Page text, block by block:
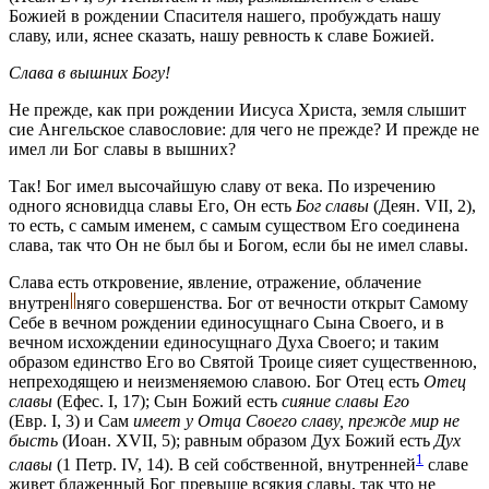
Божией в рождении Спасителя нашего, пробуждать нашу
славу, или, яснее сказать, нашу ревность к славе Божией.
Слава в вышних Богу!
Не прежде, как при рождении Иисуса Христа, земля слышит
сие Ангельское славословие: для чего не прежде? И прежде не
имел ли Бог славы в вышних?
Так! Бог имел высочайшую славу от века. По изречению
одного ясновидца славы Его, Он есть Бог славы (Деян. VII, 2),
то есть, с самым именем, с самым существом Его соединена
слава, так что Он не был бы и Богом, если бы не имел славы.
Слава есть откровение, явление, отражение, облачение
внутрен няго совершенства. Бог от вечности открыт Самому
Себе в вечном рождении единосущнаго Сына Своего, и в
вечном исхождении единосущнаго Духа Своего; и таким
образом единство Его во Святой Троице сияет существенною,
непреходящею и неизменяемою славою. Бог Отец есть Отец
славы (Ефес. I, 17); Сын Божий есть сияние славы Его
(Евр. I, 3) и Сам имеет у Отца Своего славу, прежде мир не
бысть (Иоан. XVII, 5); равным образом Дух Божий есть Дух
славы (1 Петр. IV, 14). В сей собственной, внутренней1 славе
живет блаженный Бог превыше всякия славы, так что не